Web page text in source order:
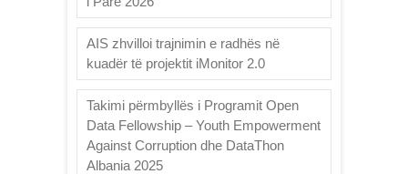
AIS zhvilloi trajnimin e radhës në
kuadër të projektit iMonitor 2.0
Takimi përmbyllës i Programit Open
Data Fellowship – Youth Empowerment
Against Corruption dhe DataThon
Albania 2025